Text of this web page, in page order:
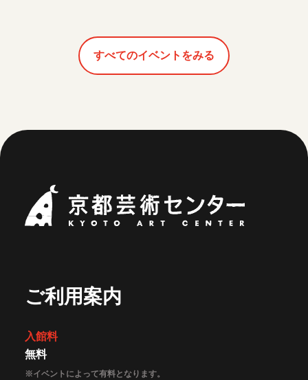
すべてのイベントをみる
ご利用案内
入館料
無料
※イベントによって有料となります。